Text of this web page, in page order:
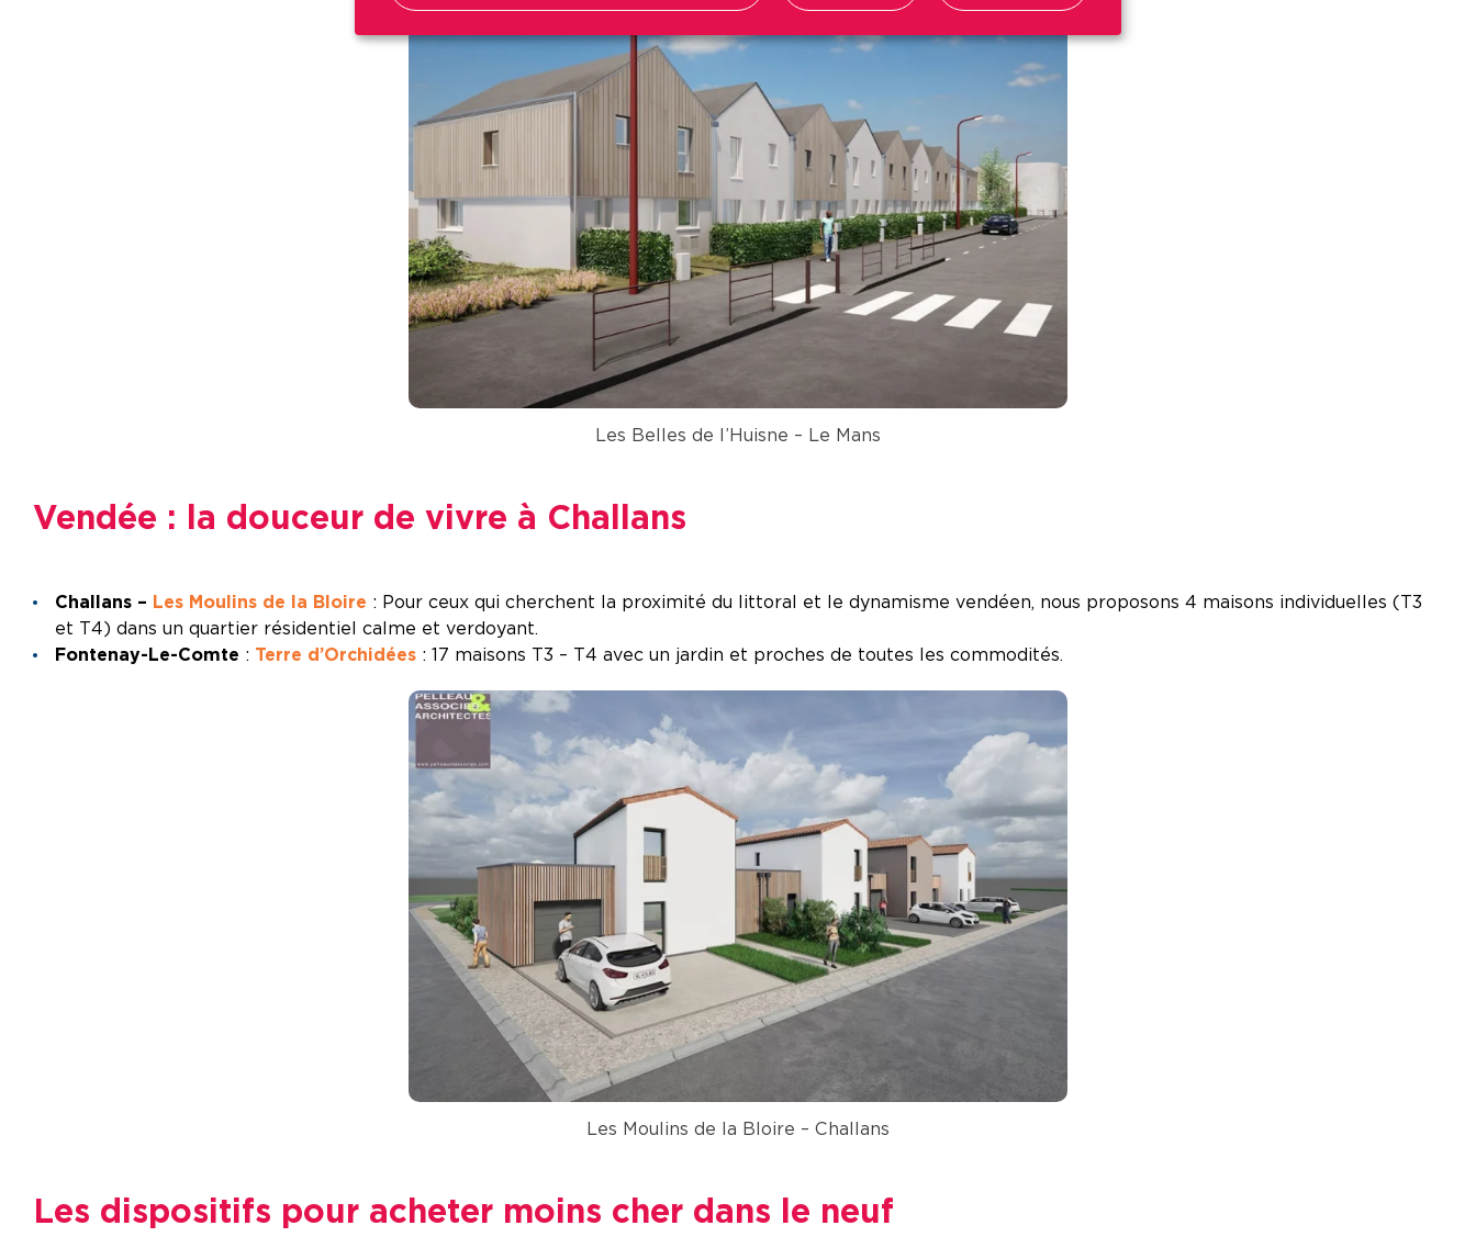
Les Belles de l’Huisne – Le Mans
Vendée : la douceur de vivre à Challans
Challans – Les Moulins de la Bloire : Pour ceux qui cherchent la proximité du littoral et le dynamisme vendéen, nous proposons 4 maisons individuelles (T3
et T4) dans un quartier résidentiel calme et verdoyant.
Fontenay-Le-Comte : Terre d’Orchidées : 17 maisons T3 – T4 avec un jardin et proches de toutes les commodités.
Les Moulins de la Bloire – Challans
Les dispositifs pour acheter moins cher dans le neuf